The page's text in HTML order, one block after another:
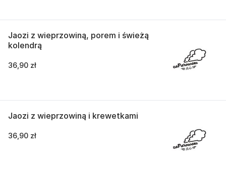
Jaozi z wieprzowiną, porem i świeżą
kolendrą
36,90 zł
Jaozi z wieprzowiną i krewetkami
36,90 zł